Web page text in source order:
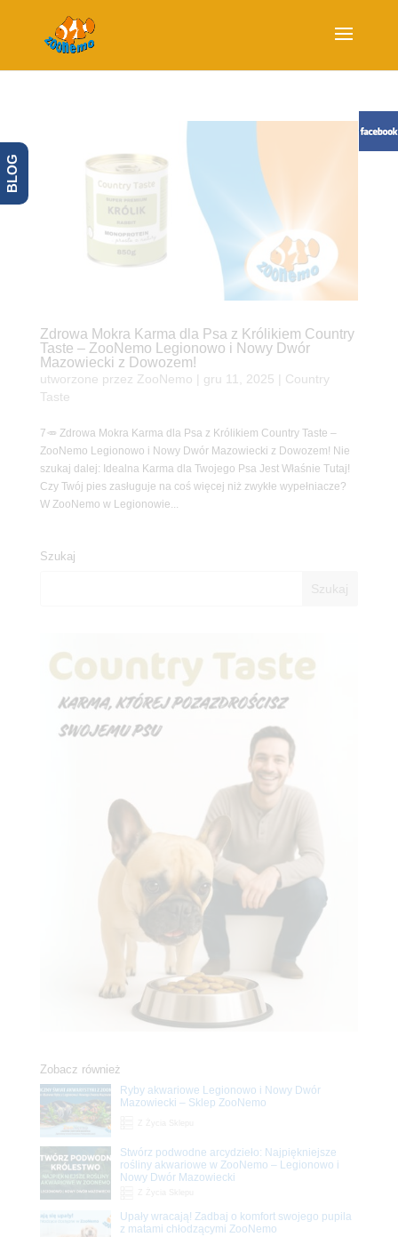
Zdrowa Mokra Karma dla Psa z Królikiem Country
Taste – ZooNemo Legionowo i Nowy Dwór
Mazowiecki z Dowozem!
utworzone przez ZooNemo gru 11, 2025
Country
Taste
7🥕 Zdrowa Mokra Karma dla Psa z Królikiem Country Taste –
ZooNemo Legionowo i Nowy Dwór Mazowiecki z Dowozem! Nie
szukaj dalej: Idealna Karma dla Twojego Psa Jest Właśnie Tutaj!
Czy Twój pies zasługuje na coś więcej niż zwykłe wypełniacze?
W ZooNemo w Legionowie...
Szukaj
Zobacz również
Ryby akwariowe Legionowo i Nowy Dwór
Mazowiecki – Sklep ZooNemo
Stwórz podwodne arcydzieło: Najpiękniejsze
rośliny akwariowe w ZooNemo – Legionowo i
Nowy Dwór Mazowiecki
Upały wracają! Zadbaj o komfort swojego pupila
z matami chłodzącymi ZooNemo
BLOG